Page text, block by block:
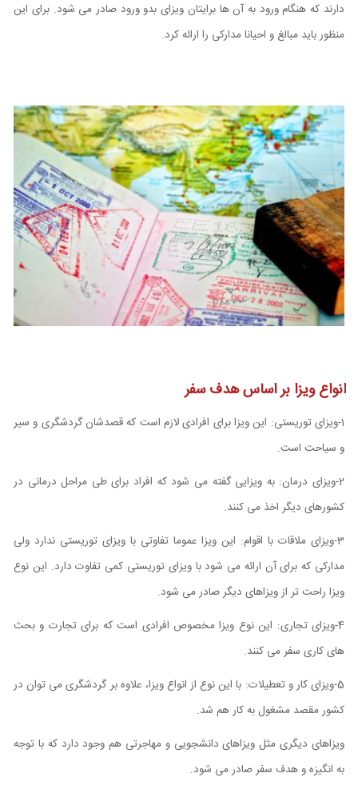
دارند که هنگام ورود به آن ها برایتان ویزای بدو ورود صادر می شود. برای این
منظور باید مبالغ و احیانا مدارکی را ارائه کرد.
انواع ویزا بر اساس هدف سفر
1-ویزای توریستی: این ویزا برای افرادی لازم است که قصدشان گردشگری و سیر
و سیاحت است.
2-ویزای درمان: به ویزایی گفته می شود که افراد برای طی مراحل درمانی در
کشورهای دیگر اخذ می کنند.
3-ویزای ملاقات با اقوام: این ویزا عموما تفاوتی با ویزای توریستی ندارد ولی
مدارکی که برای آن ارائه می شود با ویزای توریستی کمی تفاوت دارد. این نوع
ویزا راحت تر از ویزاهای دیگر صادر می شود.
4-ویزای تجاری: این نوع ویزا مخصوص افرادی است که برای تجارت و بحث
های کاری سفر می کنند.
5-ویزای کار و تعطیلات: با این نوع از انواع ویزا، علاوه بر گردشگری می توان در
کشور مقصد مشغول به کار هم شد.
ویزاهای دیگری مثل ویزاهای دانشجویی و مهاجرتی هم وجود دارد که با توجه
به انگیزه و هدف سفر صادر می شود.